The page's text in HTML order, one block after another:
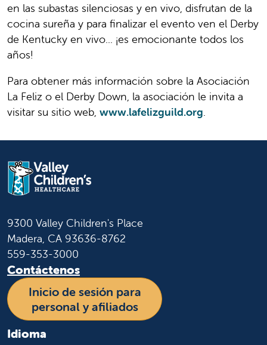
en las subastas silenciosas y en vivo, disfrutan de la
cocina sureña y para finalizar el evento ven el Derby
de Kentucky en vivo... ¡es emocionante todos los
años!
Para obtener más información sobre la Asociación
La Feliz o el Derby Down, la asociación le invita a
visitar su sitio web, www.lafelizguild.org
9300 Valley Children's Place
Madera, CA 93636-8762
559-353-3000
Contáctenos
Inicio de sesión para
personal y afiliados
Idioma